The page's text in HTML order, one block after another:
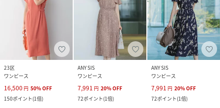
23区
ワンピース
16,500 円 50%OFF
150ポイント(1倍)
ANY SIS
ワンピース
7,991 円 20%OFF
72ポイント(1倍)
ANY SIS
ワンピース
7,991 円 20%OFF
72ポイント(1倍)